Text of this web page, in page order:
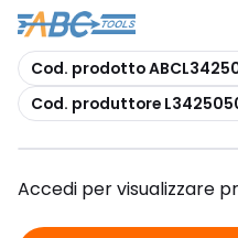
copia
Cod. prodotto
copia
Cod. produttore
Accedi per visualizzare